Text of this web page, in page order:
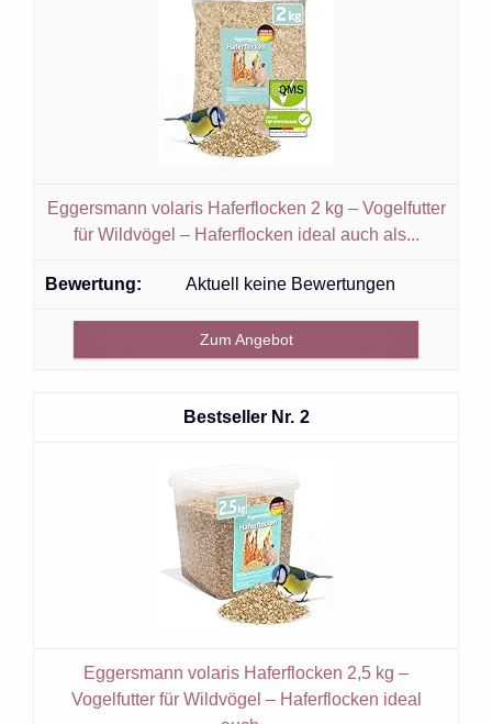
Eggersmann volaris Haferflocken 2 kg – Vogelfutter
für Wildvögel – Haferflocken ideal auch als...
Aktuell keine Bewertungen
Zum Angebot
2
Eggersmann volaris Haferflocken 2,5 kg –
Vogelfutter für Wildvögel – Haferflocken ideal